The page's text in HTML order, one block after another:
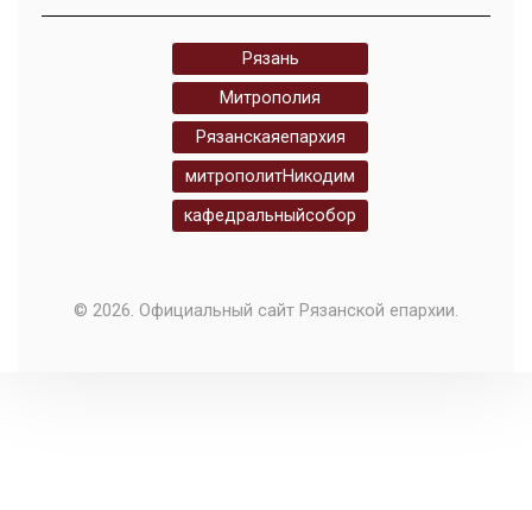
Рязань
Митрополия
Рязанскаяепархия
митрополитНикодим
кафедральныйсобор
© 2026. Официальный сайт Рязанской епархии.